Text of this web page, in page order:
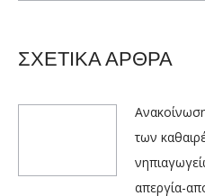
ΣΧΕΤΙΚΑ ΑΡΘΡΑ
των
απεργία-